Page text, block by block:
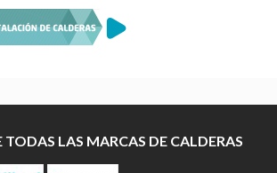
TODAS LAS MARCAS DE CALDERAS